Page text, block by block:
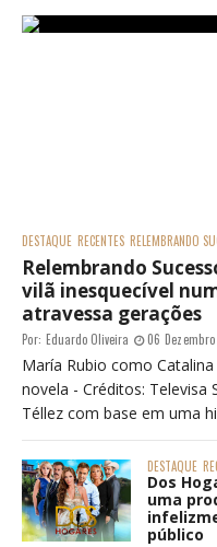
DESTAQUE RECENTES RELEMBRANDO
Relembrando
vilã inesquecível
atravessa gerações
Por: Eduardo Oliveira 06
María Rubio como
novela - Créditos: Televisa
Téllez com base em uma
DESTAQUE
Dos
uma
público